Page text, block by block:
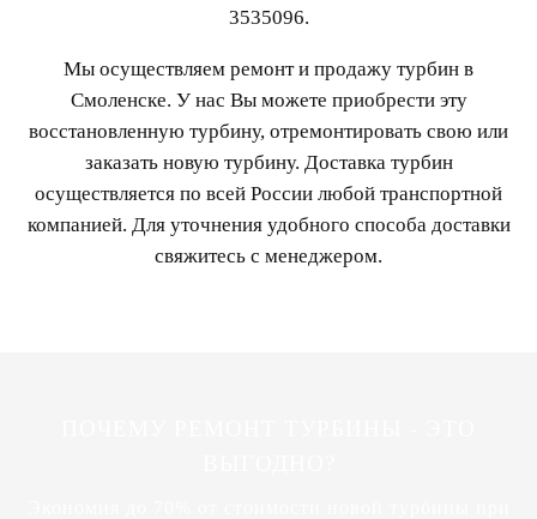
3535096.
Мы осуществляем ремонт и продажу турбин в
Смоленске. У нас Вы можете приобрести эту
восстановленную турбину, отремонтировать свою или
заказать новую турбину. Доставка турбин
осуществляется по всей России любой транспортной
компанией. Для уточнения удобного способа доставки
свяжитесь с менеджером.